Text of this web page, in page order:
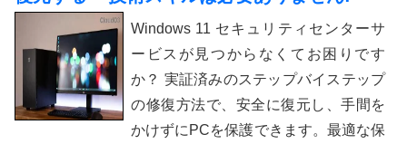
Windows 11 セキュリティセンターサ
ービスが見つからなくてお困りです
か？ 実証済みのステップバイステップ
の修復方法で、安全に復元し、手間を
かけずにPCを保護できます。最適な保